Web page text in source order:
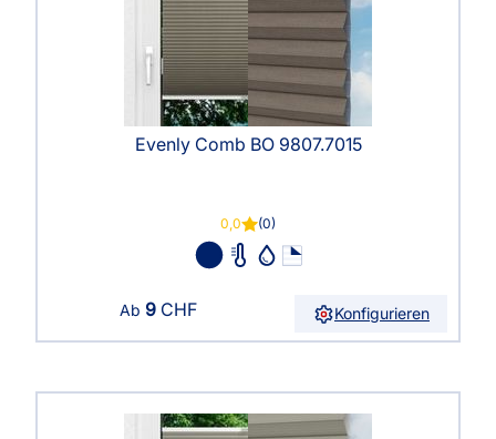
Evenly Comb BO 9807.7015
0,0 (0)
Ab 9 CHF Konfigurieren